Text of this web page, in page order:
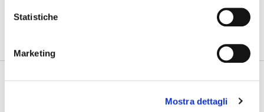
Statistiche
Marketing
Mostra dettagli
SFOGLIA GALLERY